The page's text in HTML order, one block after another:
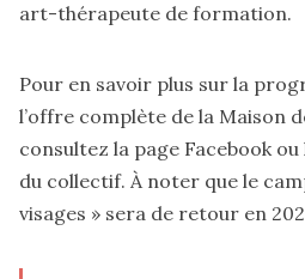
art-thérapeute de formation.
Pour en savoir plus sur la
l’offre complète de la Maison
consultez la page Facebook
du collectif. À noter que le
visages » sera de retour en